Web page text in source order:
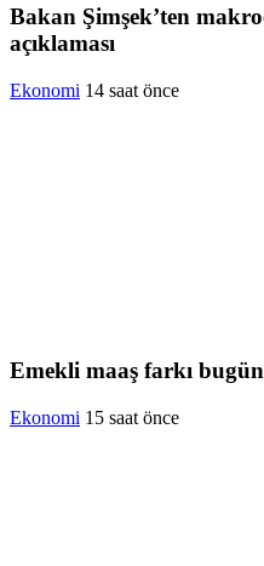
Bakan Şimşek’ten
açıklaması
Ekonomi 14 saat önce
Emekli maaş farkı
Ekonomi 15 saat önce